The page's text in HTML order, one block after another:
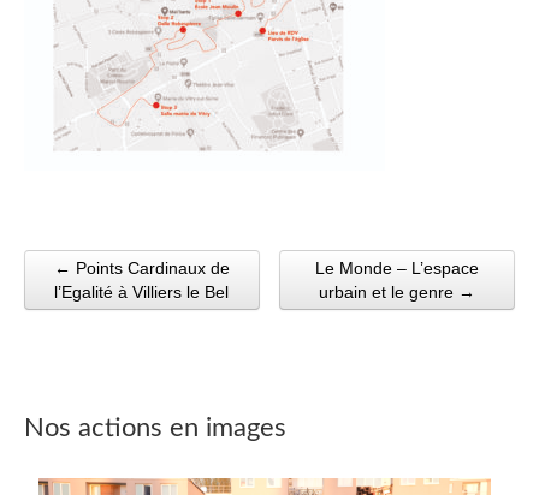
Post navigation
← Points Cardinaux de
l’Egalité à Villiers le Bel
Le Monde – L’espace
urbain et le genre →
Nos actions en images